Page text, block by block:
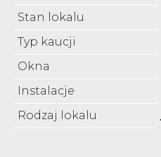
Stan lokalu
Typ kaucji
Okna
Instalacje
Rodzaj lokalu